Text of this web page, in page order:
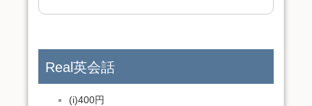
Real英会話
(i)400円